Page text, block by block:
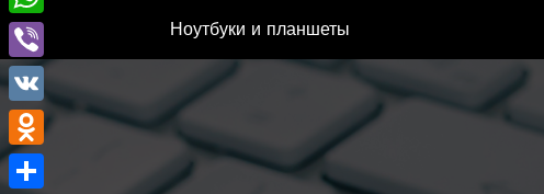
Ноутбуки и планшеты
WhatsApp
Viber
VK
Odnoklassniki